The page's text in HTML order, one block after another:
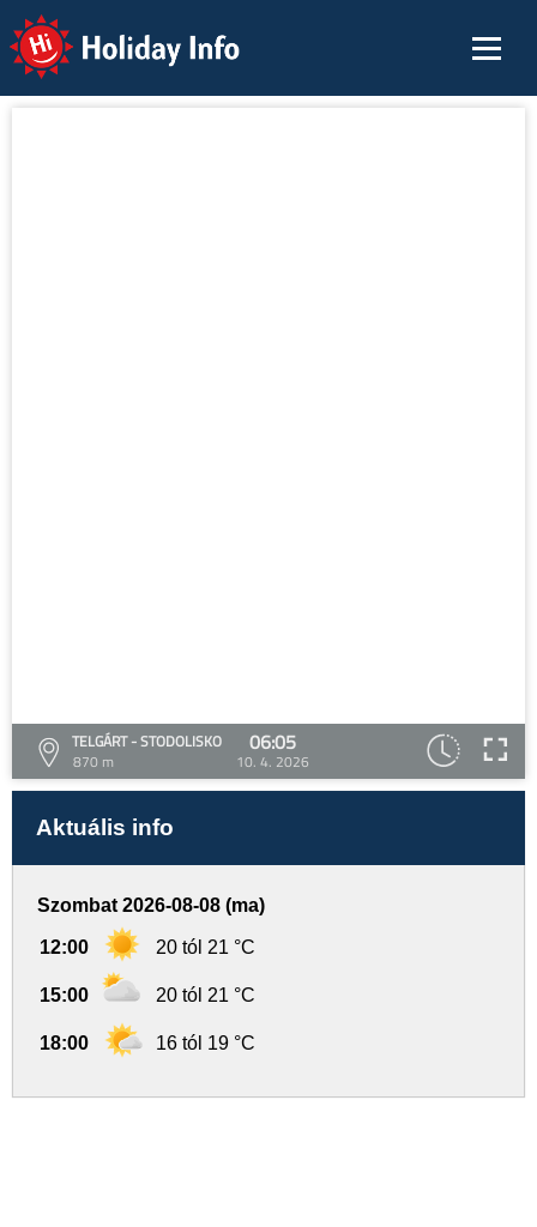
Holiday Info
TELGÁRT - STODOLISKO
870 m
06:05
10. 4. 2026
Aktuális info
Szombat 2026-08-08 (ma)
12:00 20 tól 21 °C
15:00 20 tól 21 °C
18:00 16 tól 19 °C